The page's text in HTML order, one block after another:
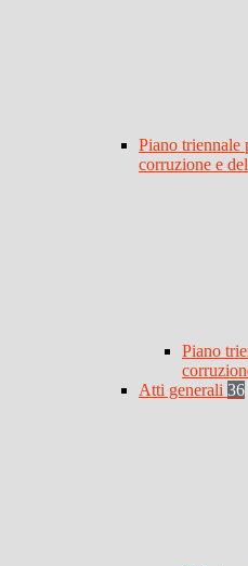
Piano triennale
corruzione e
Piano
Atti generali 36